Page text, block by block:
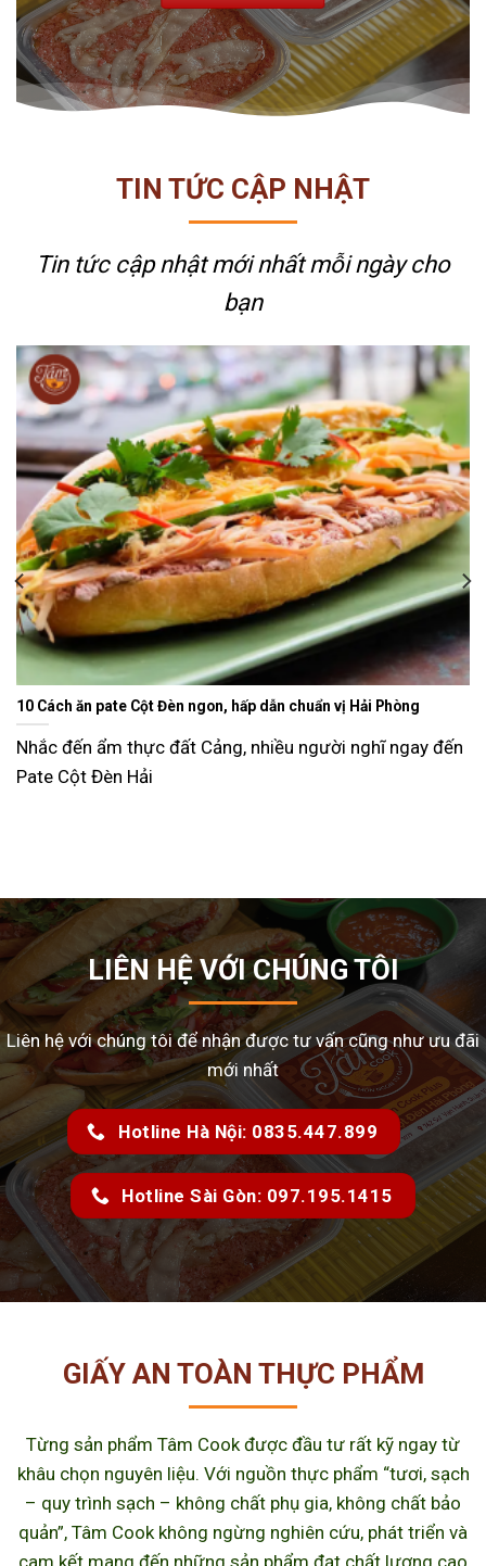
TIN TỨC CẬP NHẬT
Tin tức cập nhật mới nhấtmỗi ngày cho
bạn
Ăn gì ngày Tết sao cho đỡ ngán và lạ miệng? Gợi ý 15 món
Tết Nguyên Đán là dịp sum vầy, nhưng cũng là thời
LIÊN HỆ VỚI CHÚNG TÔI
Liên hệ với chúng tôi để nhận được tư vấn cũng như ưu đãi
mới nhất
Hotline Hà Nội: 0835.447.899
Hotline Sài Gòn: 097.195.1415
GIẤY AN TOÀN THỰC PHẨM
Từng sản phẩm Tâm Cook được đầu tư rất kỹ ngay từ
khâu chọn nguyên liệu. Với nguồn thực phẩm “tươi, sạch
– quy trình sạch – không chất phụ gia, không chất bảo
quản”, Tâm Cook không ngừng nghiên cứu, phát triển và